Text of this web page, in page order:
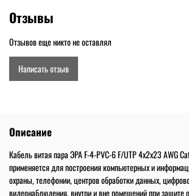
Отзывы
Отзывов еще никто не оставлял
Написать отзыв
Описание
Кабель витая пара ЭРА F-4-PVC-6 F/UTP 4x2x23 AWG
применяется для построения компьютерных и
охраны, телефонии, центров обработки данных,
видеонаблюдения, внутри и вне помещений при защите